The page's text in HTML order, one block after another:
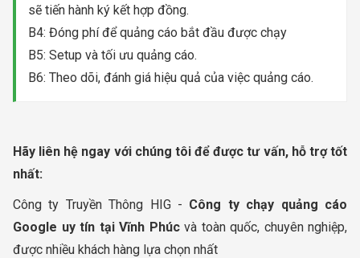
sẽ tiến hành ký kết hợp đồng.
B4: Đóng phí để quảng cáo bắt đầu được chạy
B5: Setup và tối ưu quảng cáo.
B6: Theo dõi, đánh giá hiệu quả của việc quảng cáo.
Hãy liên hệ ngay với chúng tôi để được tư vấn, hỗ trợ tốt
nhất:
Công ty Truyền Thông HIG - Công ty chạy quảng cáo
Google uy tín tại Vĩnh Phúcvà toàn quốc, chuyên nghiệp,
được nhiều khách hàng lựa chọn nhất